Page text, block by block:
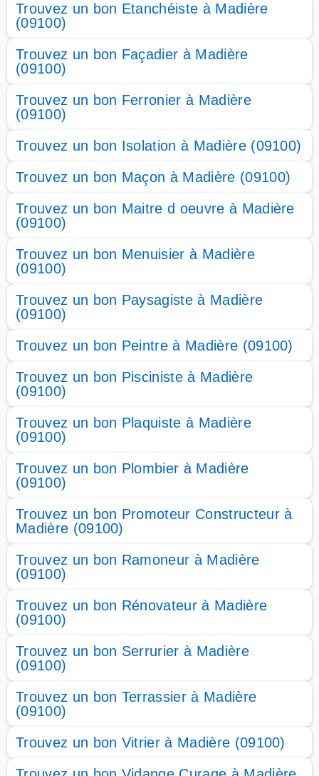
Trouvez un bon Etanchéiste à Madière
(09100)
Trouvez un bon Façadier à Madière
(09100)
Trouvez un bon Ferronier à Madière
(09100)
Trouvez un bon Isolation à Madière (09100)
Trouvez un bon Maçon à Madière (09100)
Trouvez un bon Maitre d oeuvre à Madière
(09100)
Trouvez un bon Menuisier à Madière
(09100)
Trouvez un bon Paysagiste à Madière
(09100)
Trouvez un bon Peintre à Madière (09100)
Trouvez un bon Pisciniste à Madière
(09100)
Trouvez un bon Plaquiste à Madière
(09100)
Trouvez un bon Plombier à Madière
(09100)
Trouvez un bon Promoteur Constructeur à
Madière (09100)
Trouvez un bon Ramoneur à Madière
(09100)
Trouvez un bon Rénovateur à Madière
(09100)
Trouvez un bon Serrurier à Madière
(09100)
Trouvez un bon Terrassier à Madière
(09100)
Trouvez un bon Vitrier à Madière (09100)